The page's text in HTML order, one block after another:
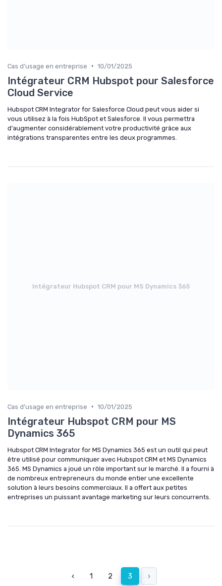
Cas d'usage en entreprise • 10/01/2025
Intégrateur CRM Hubspot pour Salesforce
Cloud Service
Hubspot CRM Integrator for Salesforce Cloud peut vous aider si
vous utilisez à la fois HubSpot et Salesforce. Il vous permettra
d'augmenter considérablement votre productivité grâce aux
intégrations transparentes entre les deux programmes.
Intégrateur Hubspot CRM pour MS Dynamics 365
Cas d'usage en entreprise • 10/01/2025
Intégrateur Hubspot CRM pour MS
Dynamics 365
Hubspot CRM Integrator for MS Dynamics 365 est un outil qui peut
être utilisé pour communiquer avec Hubspot CRM et MS Dynamics
365. MS Dynamics a joué un rôle important sur le marché. Il a fourni à
de nombreux entrepreneurs du monde entier une excellente
solution à leurs besoins commerciaux. Il a offert aux petites
entreprises un puissant avantage marketing sur leurs concurrents.
‹ 1 2 3 ›